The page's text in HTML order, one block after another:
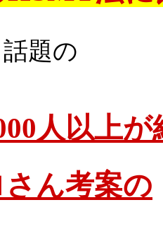
話題の
人以上
さん考案の